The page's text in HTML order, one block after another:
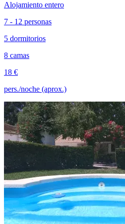
Alojamiento entero
7 - 12 personas
5 dormitorios
8 camas
18 €
pers./noche (aprox.)